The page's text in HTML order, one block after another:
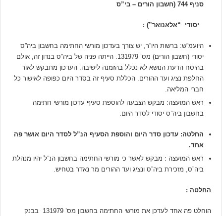
סניף 744 (חשבון הורים – בי”ס
יסודי “אלאנואר”) :
היועמ”ש: ברשות היו”ר, יש צורך בעדכון מורשי החתימה בחשבון ביה”ס
יסודי (חשבון הורים) מס’ 131979. הייתה פניה של ביה”ס בנדון זה, אולם
בהיסח הדעת הנושא לא נכלל בהזמנה לישיבה. העדכון מתבקש לאור
החלפת נציג ועד ההורים. הכללת סעיף זה בסדר היום כפופה לאישור כל
חברי המליאה.
ראש המועצה: מבקש הצבעה להוספת סעיף עדכון מורשי חתימה
בחשבון ביה”ס יסודי לסדר היום.
החלטה: עדכון סדר היום והוספת הסעיף הנ”ל לסדר היום אושר פה
אחד.
ראש המועצה : מבקש לאשר כי מורשי החתימה בחשבון הנ”ל יהיו מנהלת
ביה”ס, מזכירת ביה”ס ונציג ועד ההורים מר נאדר בטחיש.
החלטה :
הוחלט פה אחד לעדכן את מורשי החתימה בחשבון מס’ 131979 בבנק